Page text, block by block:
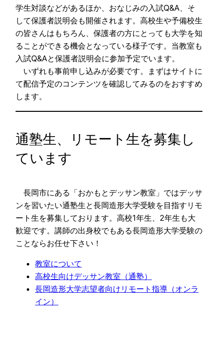
学生対談などがあるほか、おなじみの入試Q&A、そ
して保護者説明会も開催されます。高校生や予備校生
の皆さんはもちろん、保護者の方にとっても大学を知
ることができる機会となっている様子です。当教室も
入試Q&Aと保護者説明会に参加予定でいます。
いずれも事前申し込みが必要です。まずはサイトに
て配信予定のコンテンツを確認してみるのをおすすめ
します。
通塾生、リモート生を募集し
ています
長岡市にある「おかもとデッサン教室」ではデッサ
ンを習いたい通塾生と長岡造形大学受験を目指すリモ
ート生を募集しております。高校1年生、2年生も大
歓迎です。講師の出身校でもある長岡造形大学受験の
ことならお任せ下さい！
教室について
高校生向けデッサン教室（通塾）
長岡造形大学志望者向けリモート指導（オンラ
イン）